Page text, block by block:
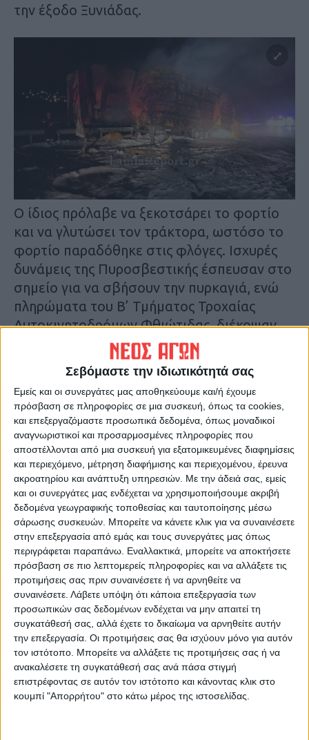
Σεβόμαστε την ιδιωτικότητά σας
Εμείς και οι συνεργάτες μας αποθηκεύουμε και/ή έχουμε
πρόσβαση σε πληροφορίες σε μια συσκευή, όπως τα cookies,
και επεξεργαζόμαστε προσωπικά δεδομένα, όπως μοναδικοί
αναγνωριστικοί και προσαρμοσμένες πληροφορίες που
αποστέλλονται από μια συσκευή για εξατομικευμένες διαφημίσεις
και περιεχόμενο, μέτρηση διαφήμισης και περιεχομένου, έρευνα
ακροατηρίου και ανάπτυξη υπηρεσιών. Με την άδειά σας, εμείς
και οι συνεργάτες μας ενδέχεται να χρησιμοποιήσουμε ακριβή
δεδομένα γεωγραφικής τοποθεσίας και ταυτοποίησης μέσω
σάρωσης συσκευών. Μπορείτε να κάνετε κλικ για να συναινέσετε
στην επεξεργασία από εμάς και τους συνεργάτες μας όπως
περιγράφεται παραπάνω. Εναλλακτικά, μπορείτε να αποκτήσετε
πρόσβαση σε πιο λεπτομερείς πληροφορίες και να αλλάξετε τις
προτιμήσεις σας πριν συναινέσετε ή να αρνηθείτε να
συναινέσετε. Λάβετε υπόψη ότι κάποια επεξεργασία των
προσωπικών σας δεδομένων ενδέχεται να μην απαιτεί τη
συγκατάθεσή σας, αλλά έχετε το δικαίωμα να αρνηθείτε αυτήν
την επεξεργασία. Οι προτιμήσεις σας θα ισχύουν μόνο για αυτόν
τον ιστότοπο. Μπορείτε να αλλάξετε τις προτιμήσεις σας ή να
ανακαλέσετε τη συγκατάθεσή σας ανά πάσα στιγμή
επιστρέφοντας σε αυτόν τον ιστότοπο και κάνοντας κλικ στο
κουμπί "Απορρήτου" στο κάτω μέρος της ιστοσελίδας.
την έξοδο Ξυνιάδας.
Ο ίδιος πρόλαβε να ξεκοτσάρει το φορτίο
και να γλυτώσει τον τράκτορα, ωστόσο το
φορτίο παραδόθηκε στις φλόγες. Ισχυρές
δυνάμεις της Πυροσβεστικής έσπευσαν στο
σημείο για να σβήσουν την πυρκαγιά, ενώ
πληρώματα του Β’ Τμήματος Τροχαίας
Αυτοκινητοδρόμων Φθιώτιδας, διέκοψαν
την κυκλοφορία μέχρι να ολοκληρωθεί η
κατάσβεση. Δεν υπάρχει τραυματισμός
Τελευταίες Ειδήσεις Σήμερα
Ακολούθησε την εφημερίδα ΝΕΟΣ
ΑΓΩΝ στο Google News!
Όλες οι εξελίξεις στην περιοχή της
Καρδίτσας και ευρύτερα της Θεσσαλίας